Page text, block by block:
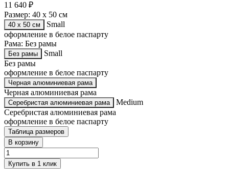
11 640 ₽
Размер: 40 х 50 см
40 х 50 см
Small
оформление в белое паспарту
Рама: Без рамы
Без рамы
Small
Без рамы
оформление в белое паспарту
Черная алюминиевая рама
Черная алюминиевая рама
Серебристая алюминиевая рама
Medium
Серебристая алюминиевая рама
оформление в белое паспарту
Таблица размеров
В корзину
Купить в 1 клик